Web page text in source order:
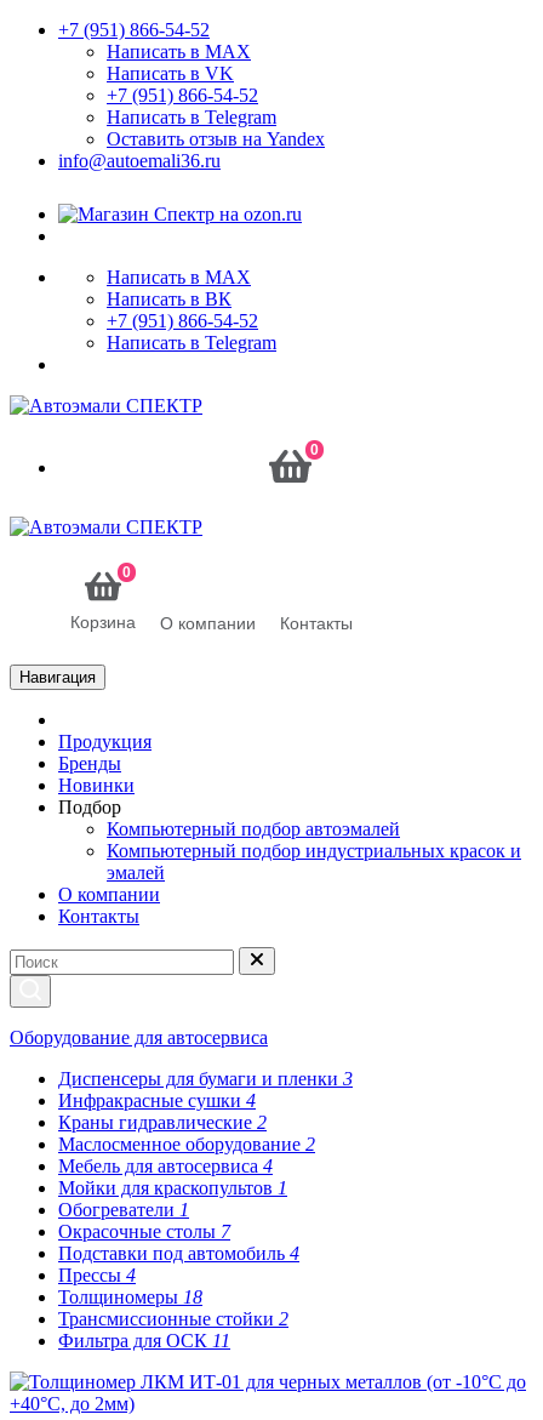
+7 (951) 866-54-52
Написать в MAX
Написать в VK
+7 (951) 866-54-52
Написать в Telegram
Оставить отзыв на Yandex
info@autoemali36.ru
Написать в MAX
Написать в ВК
+7 (951) 866-54-52
Написать в Telegram
0
0
Корзина О компании Контакты
Навигация
Продукция
Бренды
Новинки
Подбор
Компьютерный подбор автоэмалей
Компьютерный подбор индустриальных красок и
эмалей
О компании
Контакты
Оборудование для автосервиса
Диспенсеры для бумаги и пленки 3
Инфракрасные сушки 4
Краны гидравлические 2
Маслосменное оборудование 2
Мебель для автосервиса 4
Мойки для краскопультов 1
Обогреватели 1
Окрасочные столы 7
Подставки под автомобиль 4
Прессы 4
Толщиномеры 18
Трансмиссионные стойки 2
Фильтра для ОСК 11